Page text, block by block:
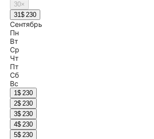
30×
31$ 230
Сентябрь
Пн
Вт
Ср
Чт
Пт
Сб
Вс
1$ 230
2$ 230
3$ 230
4$ 230
5$ 230